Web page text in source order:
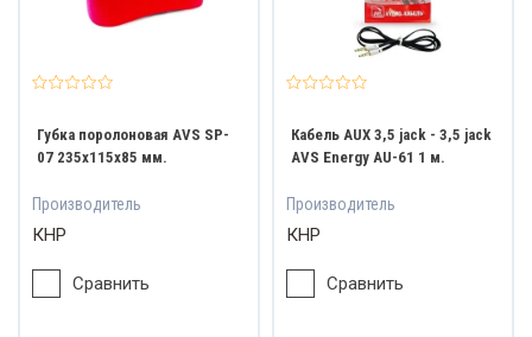
Губка поролоновая AVS SP-
07 235x115x85 мм.
Производитель
КНР
Сравнить
Кабель AUX 3,5 jack - 3,5 jack
AVS Energy AU-61 1 м.
Производитель
КНР
Сравнить